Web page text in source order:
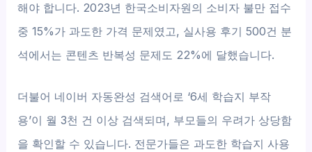
해야 합니다. 2023년 한국소비자원의 소비자 불만 접수
중 15%가 과도한 가격 문제였고, 실사용 후기 500건 분
석에서는 콘텐츠 반복성 문제도 22%에 달했습니다.
더불어 네이버 자동완성 검색어로 ‘6세 학습지 부작
용’이 월 3천 건 이상 검색되며, 부모들의 우려가 상당함
을 확인할 수 있습니다. 전문가들은 과도한 학습지 사용